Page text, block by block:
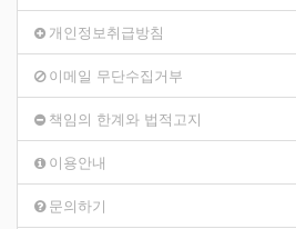
개인정보취급방침
이메일 무단수집거부
책임의 한계와 법적고지
이용안내
문의하기